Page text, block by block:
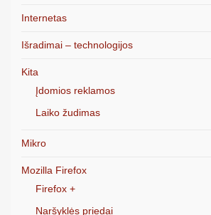
Internetas
Išradimai – technologijos
Kita
Įdomios reklamos
Laiko žudimas
Mikro
Mozilla Firefox
Firefox +
Naršyklės priedai